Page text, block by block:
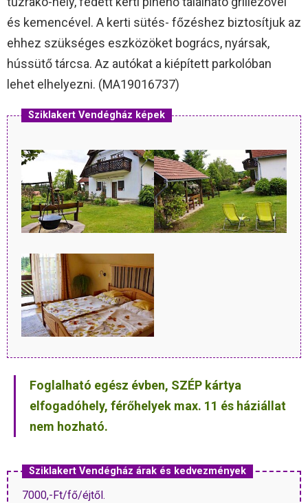
és kemencével. A kerti sütés- főzéshez biztosítjuk az
ehhez szükséges eszközöket bogrács, nyársak,
hússütő tárcsa. Az autókat a kiépített parkolóban
lehet elhelyezni. (MA19016737)
Sziklakert Vendégház képek
Foglalható egész évben, SZÉP kártya
elfogadóhely, férőhelyek max. 11 és háziállat
nem hozható.
Sziklakert Vendégház árak és kedvezmények
7000,-Ft/fő/éjtől.